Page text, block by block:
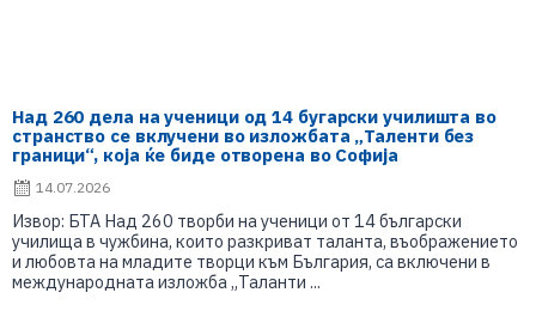
Над 260 дела на ученици од 14 бугарски училишта во
странство се вклучени во изложбата „Таленти без
граници“, која ќе биде отворена во Софија
14.07.2026
Извор: БТА Над 260 творби на ученици от 14 български
училища в чужбина, които разкриват таланта, въображението
и любовта на младите творци към България, са включени в
международната изложба „Таланти ...